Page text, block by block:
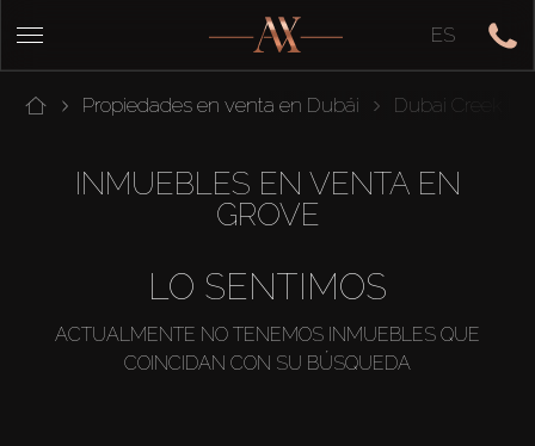
ES
Propiedades en venta en Dubái Dubai Creek
INMUEBLES EN VENTA EN
GROVE
LO SENTIMOS
ACTUALMENTE NO TENEMOS INMUEBLES QUE
COINCIDAN CON SU BÚSQUEDA